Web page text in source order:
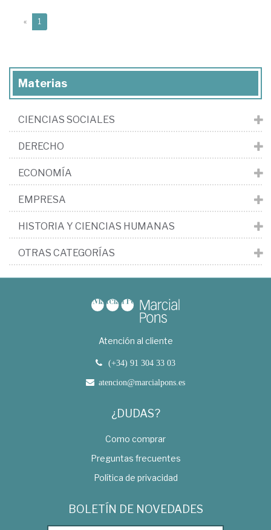
« 1
Materias
CIENCIAS SOCIALES
DERECHO
ECONOMÍA
EMPRESA
HISTORIA Y CIENCIAS HUMANAS
OTRAS CATEGORÍAS
Atención al cliente
(+34) 91 304 33 03
atencion@marcialpons.es
¿DUDAS?
Como comprar
Preguntas frecuentes
Política de privacidad
BOLETÍN DE NOVEDADES